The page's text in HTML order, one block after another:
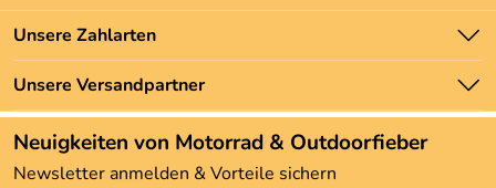
Batteriegesetz
Newsletter
Zahlung und Versand
Unsere Bestseller
Marken
Neu
Angebote
Kundenbewertungen (3.493)
Unsere Zahlarten
Unsere Versandpartner
Neuigkeiten von Motorrad & Outdoorfieber
Newsletter anmelden & Vorteile sichern